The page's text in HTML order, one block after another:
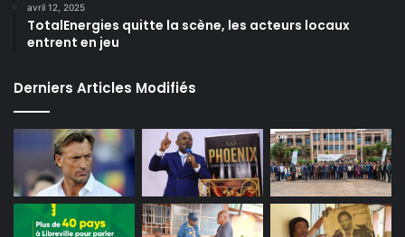
avril 12, 2025
TotalEnergies quitte la scène, les acteurs locaux
entrent en jeu
Derniers Articles Modifiés